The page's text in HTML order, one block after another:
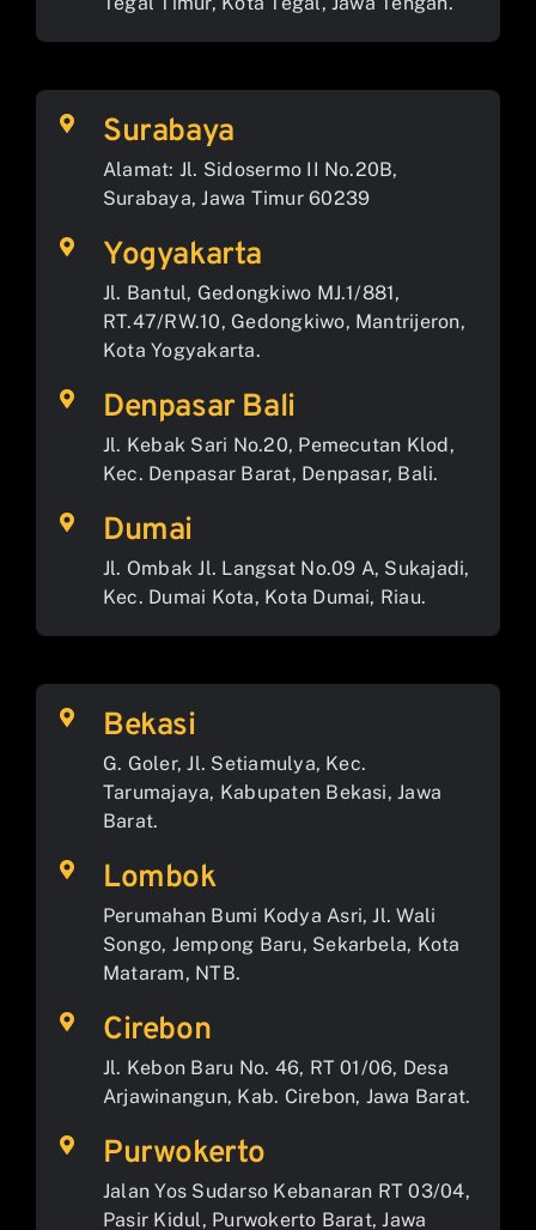
Surabaya
Alamat: Jl. Sidosermo II No.20B,
Surabaya, Jawa Timur 60239
Yogyakarta
Jl. Bantul, Gedongkiwo MJ.1/881,
RT.47/RW.10, Gedongkiwo, Mantrijeron,
Kota Yogyakarta.
Denpasar Bali
Jl. Kebak Sari No.20, Pemecutan Klod,
Kec. Denpasar Barat, Denpasar, Bali.
Dumai
Jl. Ombak Jl. Langsat No.09 A, Sukajadi,
Kec. Dumai Kota, Kota Dumai, Riau.
Bekasi
G. Goler, Jl. Setiamulya, Kec.
Tarumajaya, Kabupaten Bekasi, Jawa
Barat.
Lombok
Perumahan Bumi Kodya Asri, Jl. Wali
Songo, Jempong Baru, Sekarbela, Kota
Mataram, NTB.
Cirebon
Jl. Kebon Baru No. 46, RT 01/06, Desa
Arjawinangun, Kab. Cirebon, Jawa Barat.
Purwokerto
Jalan Yos Sudarso Kebanaran RT 03/04,
Pasir Kidul, Purwokerto Barat, Jawa